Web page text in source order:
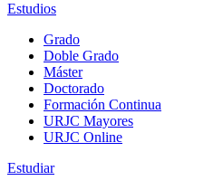
Estudios
Grado
Doble Grado
Máster
Doctorado
Formación Continua
URJC Mayores
URJC Online
Estudiar